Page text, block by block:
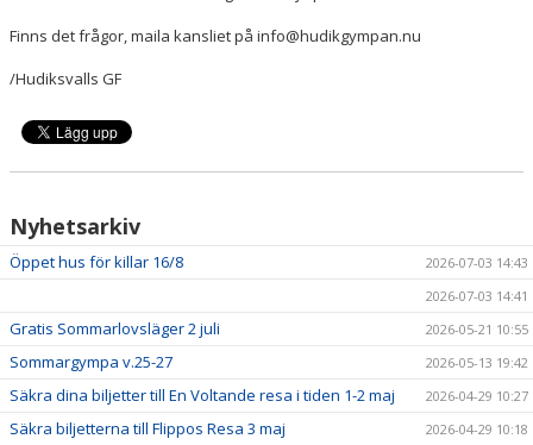
Finns det frågor, maila kansliet på info@hudikgympan.nu
/Hudiksvalls GF
Nyhetsarkiv
Öppet hus för killar 16/8
2026-07-03 14:43
2026-07-03 14:41
Gratis Sommarlovsläger 2 juli 2026-05-21 10:55
Sommargympa v.25-27 2026-05-13 19:42
Säkra dina biljetter till En Voltande resa i tiden 1-2 maj 2026-04-29 10:27
Säkra biljetterna till Flippos Resa 3 maj 2026-04-29 10:18